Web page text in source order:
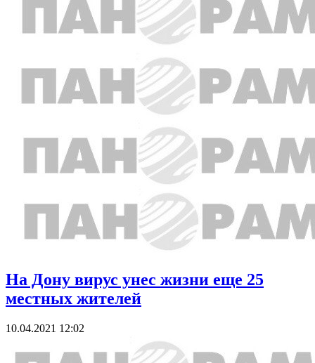
На Дону вирус унес жизни еще 25
местных жителей
10.04.2021 12:02